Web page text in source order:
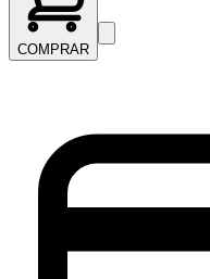
COMPRAR